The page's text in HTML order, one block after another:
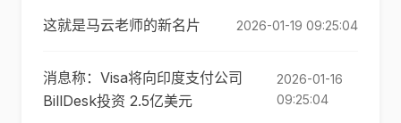
这就是马云老师的新名片 2026-01-19 09:25:04
消息称：Visa将向印度支付公司
BillDesk投资 2.5亿美元
2026-01-16
09:25:04